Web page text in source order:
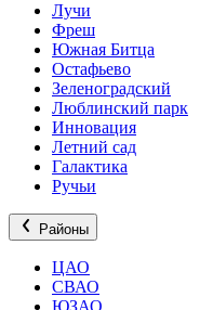
Лучи
Фреш
Южная Битца
Остафьево
Зеленоградский
Люблинский парк
Инновация
Летний сад
Галактика
Ручьи
Районы
ЦАО
СВАО
ЮЗАО